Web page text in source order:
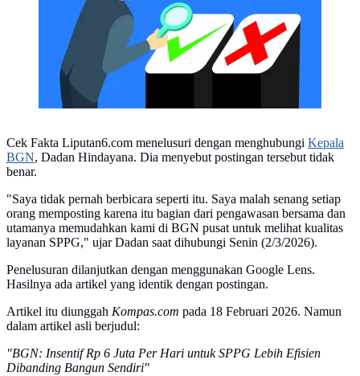
Cek Fakta Liputan6.com menelusuri dengan menghubungi Kepala
BGN, Dadan Hindayana. Dia menyebut postingan tersebut tidak
benar.
"Saya tidak pernah berbicara seperti itu. Saya malah senang setiap
orang memposting karena itu bagian dari pengawasan bersama dan
utamanya memudahkan kami di BGN pusat untuk melihat kualitas
layanan SPPG," ujar Dadan saat dihubungi Senin (2/3/2026).
Penelusuran dilanjutkan dengan menggunakan Google Lens.
Hasilnya ada artikel yang identik dengan postingan.
Artikel itu diunggah Kompas.com pada 18 Februari 2026. Namun
dalam artikel asli berjudul:
"BGN: Insentif Rp 6 Juta Per Hari untuk SPPG Lebih Efisien
Dibanding Bangun Sendiri"